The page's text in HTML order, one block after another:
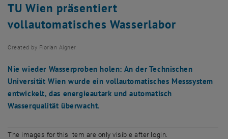
Overview
TU Wien präsentiert
vollautomatisches Wasserlabor
Created by Florian Aigner
Nie wieder Wasserproben holen: An der Technischen
Universität Wien wurde ein vollautomatisches Messsystem
entwickelt, das energieautark und automatisch
Wasserqualität überwacht.
The images for this item are only visible after login.